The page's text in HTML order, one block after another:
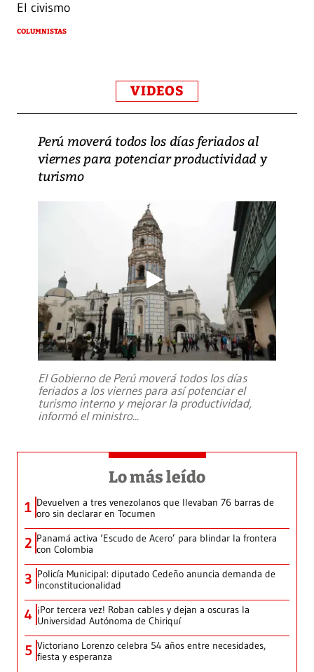
El civismo
COLUMNISTAS
VIDEOS
Perú moverá todos los días feriados al
viernes para potenciar productividad y
turismo
El Gobierno de Perú moverá todos los días
feriados a los viernes para así potenciar el
turismo interno y mejorar la productividad,
informó el ministro...
Lo más leído
1 Devuelven a tres venezolanos que llevaban 76 barras de
oro sin declarar en Tocumen
2 Panamá activa ‘Escudo de Acero’ para blindar la frontera
con Colombia
3 Policía Municipal: diputado Cedeño anuncia demanda de
inconstitucionalidad
4 ¡Por tercera vez! Roban cables y dejan a oscuras la
Universidad Autónoma de Chiriquí
5 Victoriano Lorenzo celebra 54 años entre necesidades,
fiesta y esperanza